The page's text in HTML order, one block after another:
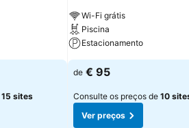
15 sites
Wi-Fi grátis
Piscina
Estacionamento
de € 95
Consulte os preços de 10
Ver preços